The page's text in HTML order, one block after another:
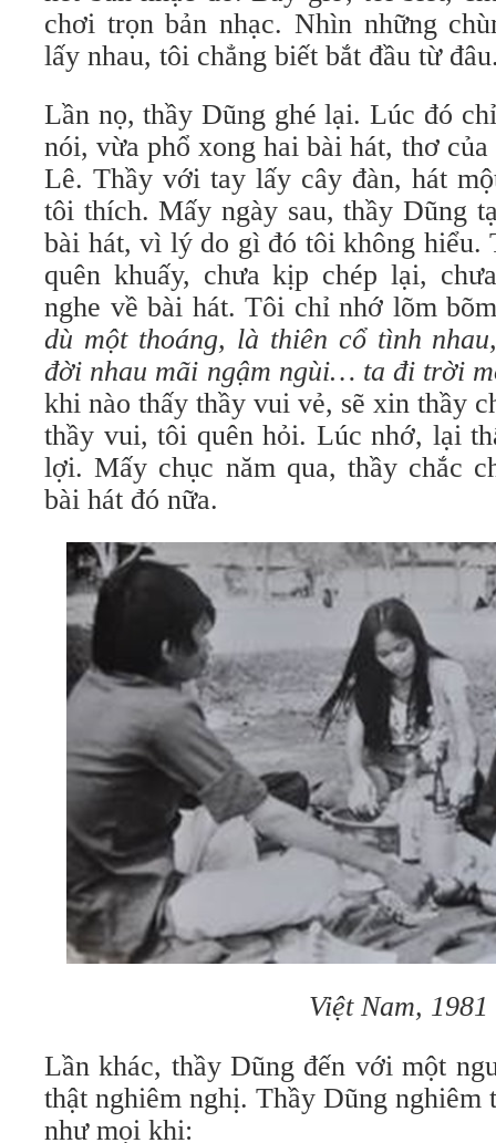
chơi trọn bản nhạc. Nhìn những
lấy nhau, tôi chẳng biết bắt đầu từ
Lần nọ, thầy Dũng ghé lại. Lúc đó
nói, vừa phổ xong hai bài hát, thơ
Lê. Thầy với tay lấy cây đàn, hát
tôi thích. Mấy ngày sau, thầy Dũng
bài hát, vì lý do gì đó tôi không hiểu.
quên khuấy, chưa kịp chép lại,
nghe về bài hát. Tôi chỉ nhớ lõm
dù một thoáng, là thiên cổ tình
đời nhau mãi ngậm ngùi… ta đi trời
khi nào thấy thầy vui vẻ, sẽ xin thầy
thầy vui, tôi quên hỏi. Lúc nhớ, lại
lợi. Mấy chục năm qua, thầy chắc
bài hát đó nữa.
Việt Nam, 1981
Lần khác, thầy Dũng đến với một
thật nghiêm nghị. Thầy Dũng nghiêm
như mọi khi: